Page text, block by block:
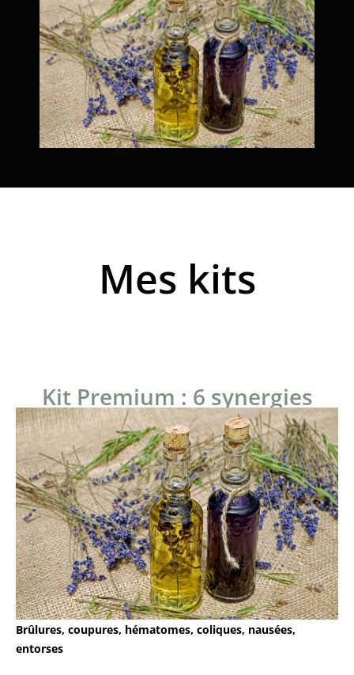
Mes kits
Kit Premium : 6 synergies
Brûlures, coupures, hématomes, coliques, nausées,
entorses